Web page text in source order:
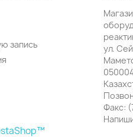
запись
ул.
Факс: